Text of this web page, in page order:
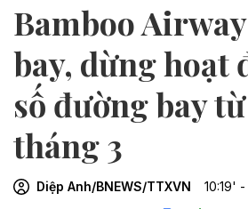
Bamboo
bay, dừng hoạt
số đường bay
tháng 3
Diệp Anh/BNEWS/TTXVN 10:19'